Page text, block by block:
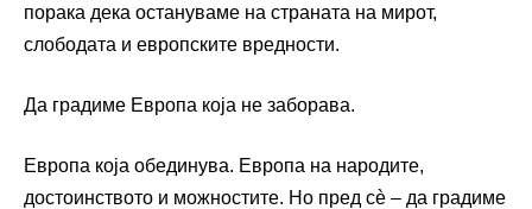
порака дека остануваме на страната на мирот,
слободата и европските вредности.
Да градиме Европа која не заборава.
Европа која обединува. Европа на народите,
достоинството и можностите. Но пред сè – да градиме